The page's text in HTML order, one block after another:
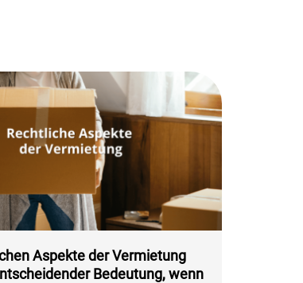
Aspekte der Vermietung
Bedeutung, wenn